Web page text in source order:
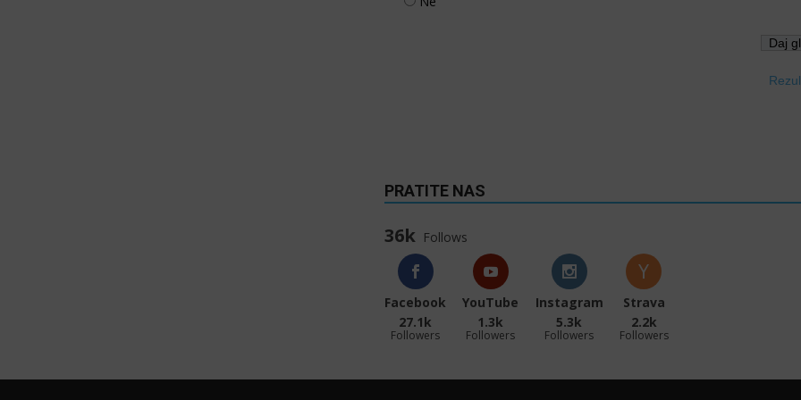
PRATITE NAS
36k Follows
Facebook
27.1k
Followers
YouTube
1.3k
Followers
Instagram
5.3k
Followers
Strava
2.2k
Followers